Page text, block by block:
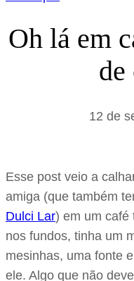
Oh lá em
de
12 de
Esse post veio a
amiga (que também
Dulci Lar) em um café
nos fundos, tinha um
mesinhas, uma fonte
ele. Algo que não